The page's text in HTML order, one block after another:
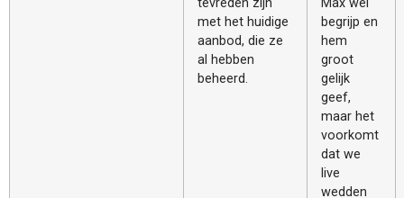
met het huidige
aanbod, die ze
al hebben
beheerd.
begrijp en
hem
groot
gelijk
geef,
maar het
voorkomt
dat we
live
wedden